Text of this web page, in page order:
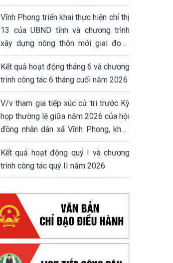
2026)
Vĩnh Phong triển khai thực hiện chỉ thị
13 của UBND tỉnh và chương trình
xây dựng nông thôn mới giai đoạn
2026 – 2030
Kết quả hoạt động tháng 6 và chương
trình công tác 6 tháng cuối năm 2026
V/v tham gia tiếp xúc cử tri trước Kỳ
họp thường lệ giữa năm 2026 của hội
đồng nhân dân xã Vĩnh Phong, khoá
XIII, nhiệm kỳ 2026-2031
Kết quả hoạt động quý I và chương
trình công tác quý II năm 2026